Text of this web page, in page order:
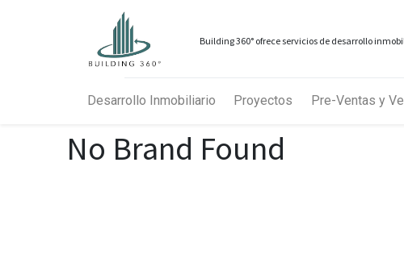
Building 360° ofrece servicios de desarrollo
Desarrollo Inmobiliario Proyectos Pre-Ventas y
No Brand Found